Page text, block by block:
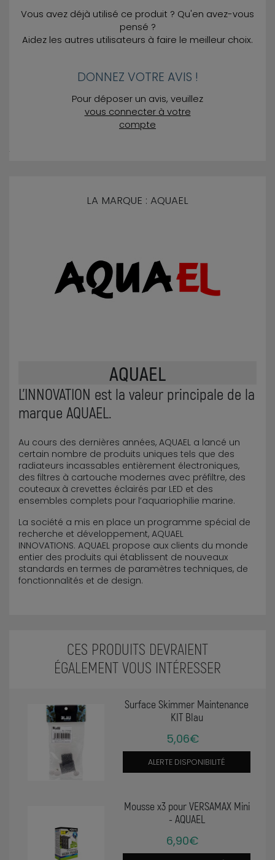
Vous avez déjà utilisé ce produit ? Qu'en avez-vous
pensé ?
Aidez les autres utilisateurs à faire le meilleur choix.
DONNEZ VOTRE AVIS !
Pour déposer un avis, veuillez
vous connecter à votre
compte
LA MARQUE : AQUAEL
AQUAEL
L’INNOVATION est la valeur principale de la
marque AQUAEL.
Au cours des dernières années, AQUAEL a lancé un
certain nombre de produits uniques tels que des
radiateurs incassables entièrement électroniques,
des filtres à cartouche modernes avec préfiltre, des
couteaux à crevettes éclairés par LED et des
ensembles complets pour l’aquariophilie marine.
La société a mis en place un programme spécial de
recherche et développement, AQUAEL
INNOVATIONS. AQUAEL propose aux clients du monde
entier des produits qui établissent de nouveaux
standards en termes de paramètres techniques, de
fonctionnalités et de design.
CES PRODUITS DEVRAIENT
ÉGALEMENT VOUS INTÉRESSER
Surface Skimmer Maintenance
KIT Blau
5,06€
ALERTE DISPONIBILITÉ
Mousse x3 pour VERSAMAX Mini
- AQUAEL
6,90€